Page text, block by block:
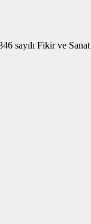
sayılı Fikir ve Sanat